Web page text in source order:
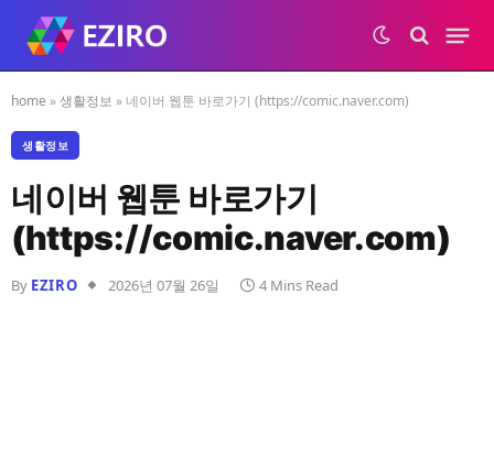
home »생활정보 » 네이버 웹툰 바로가기 (https://comic.naver.com)
생활정보
네이버 웹툰 바로가기
(https://comic.naver.com)
By EZIRO 2026년 07월 26일 4 Mins Read